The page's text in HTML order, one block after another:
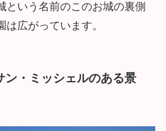
という名前のこのお城の裏側
広がっています。
・ミッシェルのある景